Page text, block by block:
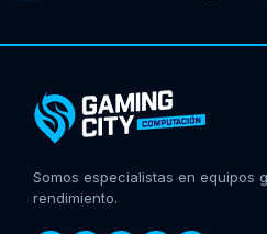
Somos especialistas en equipos
rendimiento.